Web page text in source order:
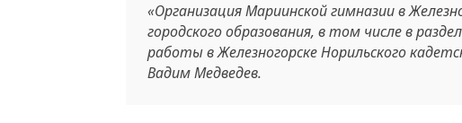
«Организация Мариинской гимназии в
городского образования, в том числе в
работы в Железногорске Норильского
Вадим Медведев.